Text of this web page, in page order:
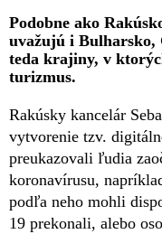
Podobne ako
uvažujú i Bulharsko,
teda krajiny, v
turizmus.
Rakúsky kancelár
vytvorenie tzv.
preukazovali ľudia
koronavírusu,
podľa neho mohli
19 prekonali, alebo